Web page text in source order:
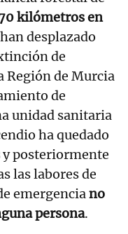
kilómetros en
desplazado
de
Región de Murcia
de
unidad sanitaria
ha quedado
y posteriormente
las labores de
emergenciano
persona.